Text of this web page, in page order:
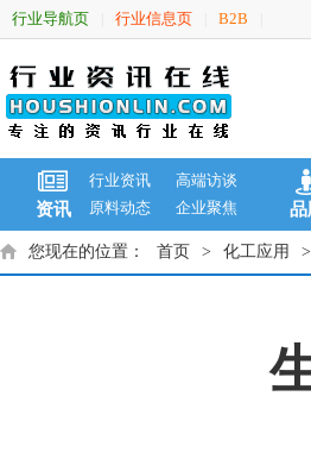
行业导航页 行业信息页 B2B
资讯
行业资讯
高端访谈
原料动态
企业聚焦 品
您现在的位置： 首页 > 化工应用 >